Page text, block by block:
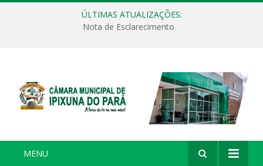
ÚLTIMAS ATUALIZAÇÕES:
Nota de Esclarecimento
MENU